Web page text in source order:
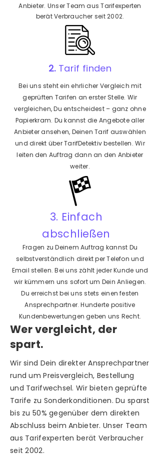
Anbieter. Unser Team aus Tarifexperten
berät Verbraucher seit 2002.
2.Tarif finden
Bei uns steht ein ehrlicher Vergleich mit
geprüften Tarifen an erster Stelle. Wir
vergleichen, Du entscheidest – ganz ohne
Papierkram. Du kannst die Angebote aller
Anbieter ansehen, Deinen Tarif auswählen
und direkt über TarifDetektiv bestellen. Wir
leiten den Auftrag dann an den Anbieter
weiter.
3. Einfach
abschließen
Fragen zu Deinem Auftrag kannst Du
selbstverständlich direkt per Telefon und
Email stellen. Bei uns zählt jeder Kunde und
wir kümmern uns sofort um Dein Anliegen.
Du erreichst bei uns stets einen festen
Ansprechpartner. Hunderte positive
Kundenbewertungen geben uns Recht.
Wer vergleicht, der
spart.
Wir sind Dein direkter Ansprechpartner
rund um Preisvergleich, Bestellung
und Tarifwechsel. Wir bieten geprüfte
Tarife zu Sonderkonditionen. Du sparst
bis zu 50% gegenüber dem direkten
Abschluss beim Anbieter. Unser Team
aus Tarifexperten berät Verbraucher
seit 2002.